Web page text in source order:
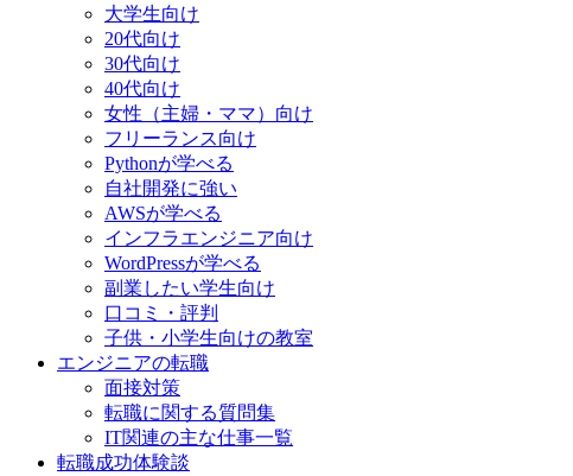
大学生向け
20代向け
30代向け
40代向け
女性（主婦・ママ）向け
フリーランス向け
Pythonが学べる
自社開発に強い
AWSが学べる
インフラエンジニア向け
WordPressが学べる
副業したい学生向け
口コミ・評判
子供・小学生向けの教室
エンジニアの転職
面接対策
転職に関する質問集
IT関連の主な仕事一覧
転職成功体験談